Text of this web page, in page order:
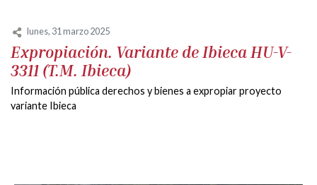
lunes, 31 marzo 2025
Expropiación. Variante de Ibieca HU-V-
3311 (T.M. Ibieca)
Información pública derechos y bienes a expropiar proyecto
variante Ibieca